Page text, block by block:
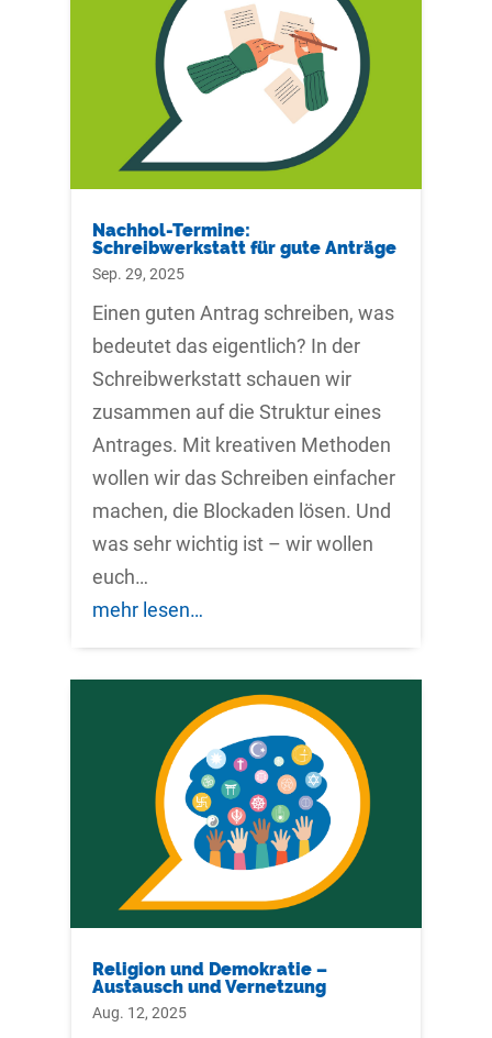
Nachhol-Termine:
Schreibwerkstatt für gute Anträge
Sep. 29, 2025
Einen guten Antrag schreiben, was
bedeutet das eigentlich? In der
Schreibwerkstatt schauen wir
zusammen auf die Struktur eines
Antrages. Mit kreativen Methoden
wollen wir das Schreiben einfacher
machen, die Blockaden lösen. Und
was sehr wichtig ist – wir wollen
euch…
mehr lesen…
Religion und Demokratie –
Austausch und Vernetzung
Aug. 12, 2025